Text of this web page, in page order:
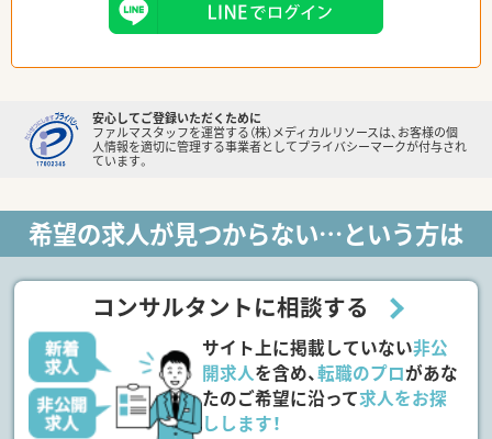
安心してご登録いただくために
ファルマスタッフを運営する（株）メディカルリソースは、お客様の個
人情報を適切に管理する事業者としてプライバシーマークが付与され
ています。
希望の求人が見つからない…という方は
コンサルタントに相談する
サイト上に掲載していない非公
開求人を含め、転職のプロがあな
たのご希望に沿って求人をお探
しします！